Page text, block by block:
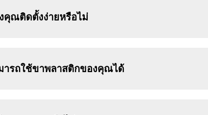
คุณติดตั้งง่ายหรือไม่
ารถใช้ขาพลาสติกของคุณได้